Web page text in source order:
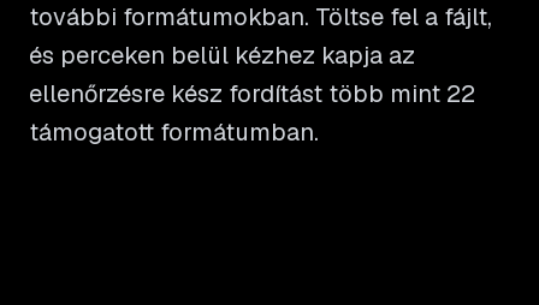
további formátumokban. Töltse fel a fájlt,
és perceken belül kézhez kapja az
ellenőrzésre kész fordítást több mint 22
támogatott formátumban.